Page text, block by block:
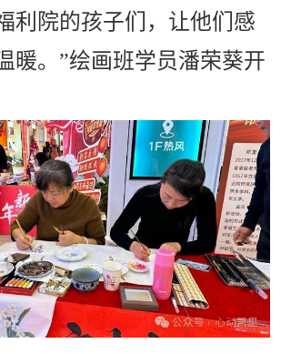
利院的孩子们，让他们感
暖。”绘画班学员潘荣葵开